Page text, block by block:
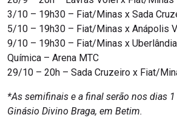
3/10 – 19h30 – Fiat/Minas x Sada
5/10 – 19h30 – Fiat/Minas x Anápolis
9/10 – 19h30 – Fiat/Minas x
Química – Arena MTC
29/10 – 20h – Sada Cruzeiro x Fiat/
*As semifinais e a final serão nos dias
Ginásio Divino Braga, em Betim.